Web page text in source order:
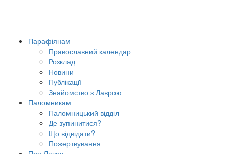
Парафіянам
Православний календар
Розклад
Новини
Публікації
Знайомство з Лаврою
Паломникам
Паломницький відділ
Де зупинитися?
Що відвідати?
Пожертвування